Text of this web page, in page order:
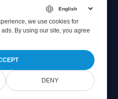
we use cookies for
By using our site, you agree
DENY